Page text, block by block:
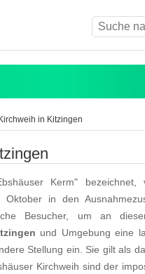
in Kitzingen
Kerm" bezeichnet,
in den
Besucher, um an
und Umgebung eine
Stellung ein. Sie gilt als
Kirchweih sind der